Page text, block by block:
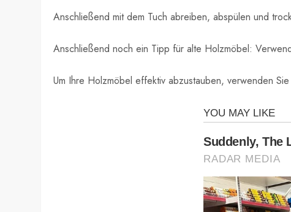
Anschließend mit dem Tuch abreiben, abspülen und
Anschließend noch ein Tipp für alte Holzmöbel:
Um Ihre Holzmöbel effektiv abzustauben, verwenden